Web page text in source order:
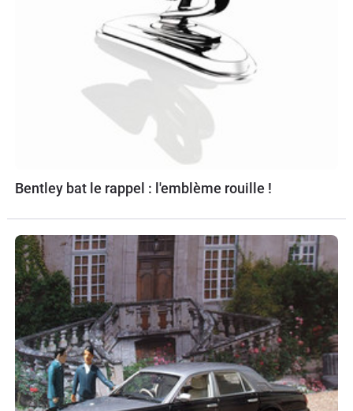
Bentley bat le rappel : l'emblème rouille !